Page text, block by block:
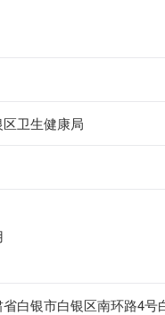
区卫生健康局
白银市白银区南环路4号